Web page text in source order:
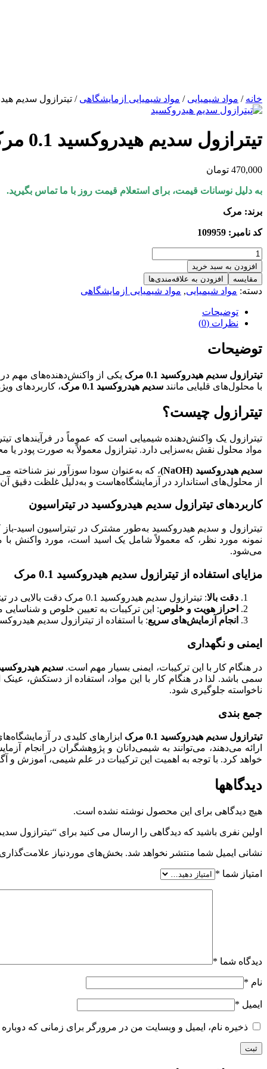
خانه / مواد شیمیایی / مواد شیمیایی ازمایشگاهی / تیترازول سدیم
تیترازول سدیم هیدروکسید 0.1 مرک
470,000 تومان
به دلیل نوسانات قیمت، برای استعلام قیمت روز با ما تماس بگیرید.
برند: مرک
کد نامبر: 109959
تیترازول
سدیم
هیدروکسید
0.1
مرک
افزودن به سبد خرید
مقایسه
افزودن به علاقه‌مندی‌ها
دسته: مواد شیمیایی, مواد شیمیایی ازمایشگاهی
توضیحات
نظرات (0)
توضیحات
تیترازول سدیم هیدروکسید 0.1 مرک
یکی از واکنش‌دهنده‌های مهم در
با محلول‌های قلیایی مانند سدیم هیدروکسید 0.1 مرک ، کاربردهای
تیترازول چیست؟
تیترازول یک واکنش‌دهنده شیمیایی است که عموماً در فرآیندهای
مواد محلول نقش به‌سزایی دارد. تیترازول معمولاً به صورت پودر یا
سدیم هیدروکسید (NaOH)
از محلول‌های استاندارد در آزمایشگاه‌هاست و به‌دلیل غلظت دقیق
کاربردهای تیترازول سدیم هیدروکسید در تیتراسیون
تیترازول و سدیم هیدروکسید به‌طور مشترک در تیتراسیون اسید-باز
می‌شود.
مزایای استفاده از تیترازول سدیم هیدروکسید 0.1 مرک
دقت بالا: تیترازول سدیم هیدروکسید 0.1 مرک دقت بالایی در تیتراسیون‌ها ایجاد می‌کنند و به بررسی مقادیر دقیق مواد موجود در نمونه‌ها کمک می‌کنند.
احراز هویت و خلوص: این ترکیبات به تعیین خلوص و شناسایی
انجام آزمایش‌های سریع: با استفاده از تیترازول سدیم
ایمنی و نگهداری
در هنگام کار با این ترکیبات، ایمنی بسیار مهم است. سدیم
سمی باشد. لذا در هنگام کار با این مواد، استفاده از دستکش،
ناخواسته جلوگیری شود.
جمع بندی
تیترازول سدیم هیدروکسید 0.1 مرک
ابزارهای کلیدی در
ارائه می‌دهند، می‌توانند به شیمی‌دانان و پژوهشگران در انجام
خواهد کرد. با توجه به اهمیت این ترکیبات در علم شیمی، آموزش و
دیدگاهها
هیچ دیدگاهی برای این محصول نوشته نشده است.
اولین نفری باشید که دیدگاهی را ارسال می کنید برای “تیترازول سدیم
نشانی ایمیل شما منتشر نخواهد شد. بخش‌های موردنیاز
امتیاز شما *
دیدگاه شما *
نام *
ایمیل *
ذخیره نام، ایمیل و وبسایت من در مرورگر برای زمانی که